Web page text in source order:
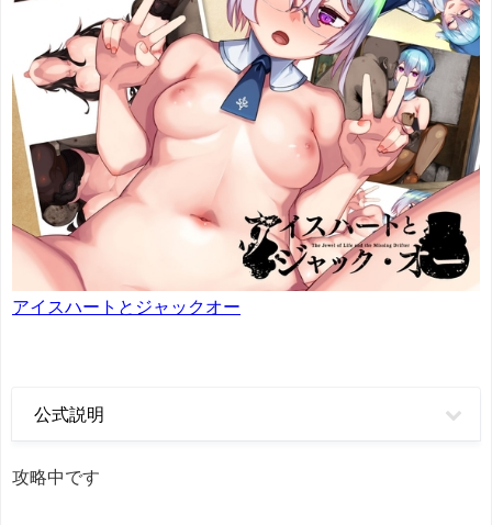
アイスハートとジャックオー
公式説明
攻略中です